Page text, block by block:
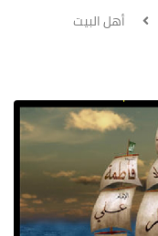
أهل البيت